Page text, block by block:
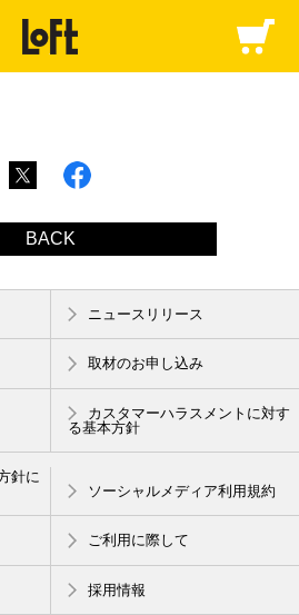
BACK
ニュースリリース
取材のお申し込み
カスタマーハラスメントに対す
る基本方針
針に
ソーシャルメディア利用規約
ご利用に際して
採用情報